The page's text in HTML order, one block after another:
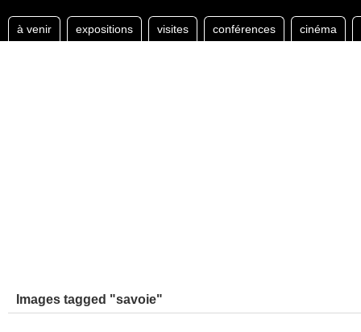
à venir expositions visites conférences cinéma
Images tagged "savoie"